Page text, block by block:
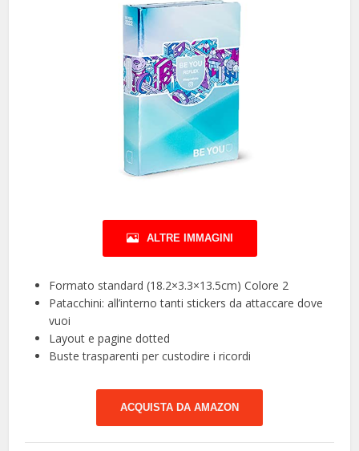
ALTRE IMMAGINI
Formato standard (18.2×3.3×13.5cm) Colore 2
Patacchini: all’interno tanti stickers da attaccare dove
vuoi
Layout e pagine dotted
Buste trasparenti per custodire i ricordi
ACQUISTA DA AMAZON